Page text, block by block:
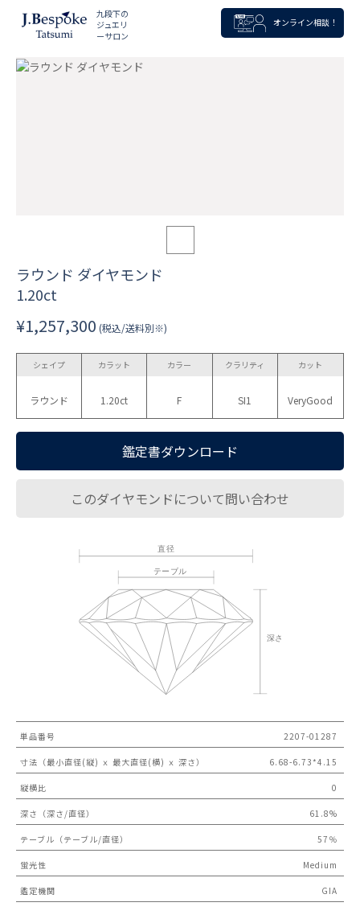
九段下の
ジュエリ
ーサロン
オンライン相談！
ラウンド ダイヤモンド
1.20ct
¥1,257,300 (税込/送料別※)
シェイプ
ラウンド
カラット
1.20ct
カラー
F
クラリティ
SI1
カット
VeryGood
鑑定書ダウンロード
このダイヤモンドについて問い合わせ
単品番号 2207-01287
寸法（最小直径(縦) ｘ 最大直径(横) ｘ 深さ） 6.68-6.73*4.15
縦横比 0
深さ（深さ/直径） 61.8%
テーブル（テーブル/直径） 57％
蛍光性 Medium
鑑定機関 GIA